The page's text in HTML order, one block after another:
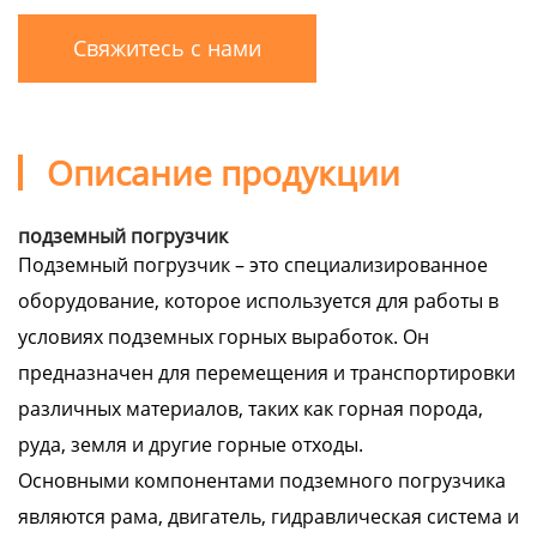
Свяжитесь с нами
Описание продукции
подземный погрузчик
Подземный погрузчик – это специализированное
оборудование, которое используется для работы в
условиях подземных горных выработок. Он
предназначен для перемещения и транспортировки
различных материалов, таких как горная порода,
руда, земля и другие горные отходы.
Основными компонентами подземного погрузчика
являются рама, двигатель, гидравлическая система и